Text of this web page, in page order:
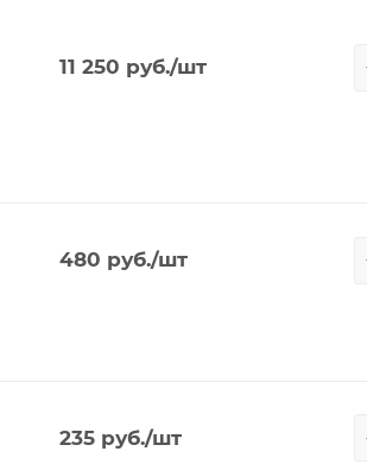
11 250 руб./шт
480 руб./шт
235руб./шт